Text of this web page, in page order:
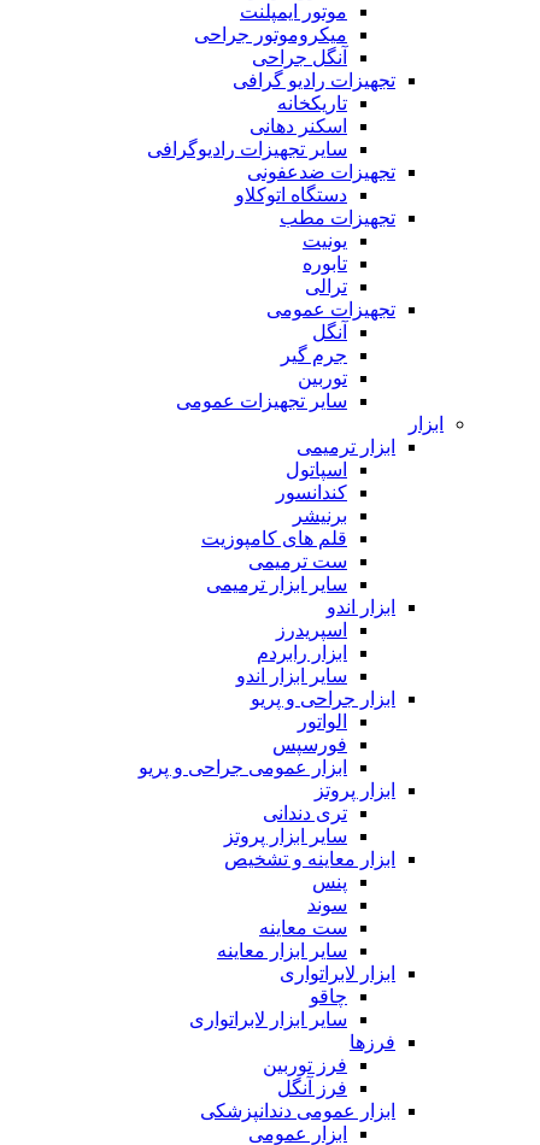
موتور ایمپلنت
میکروموتور جراحی
آنگل جراحی
تجهیزات رادیو گرافی
تاریکخانه
اسکنر دهانی
سایر تجهیزات رادیوگرافی
تجهیزات ضدعفونی
دستگاه اتوکلاو
تجهیزات مطب
یونیت
تابوره
ترالی
تجهیزات عمومی
آنگل
جرم گیر
توربین
سایر تجهیزات عمومی
ابزار
ابزار ترمیمی
اسپاتول
کندانسور
برنیشر
قلم های کامپوزیت
ست ترمیمی
سایر ابزار ترمیمی
ابزار اندو
اسپریدرز
ابزار رابردم
سایر ابزار اندو
ابزار جراحی و پریو
الواتور
فورسپس
ابزار عمومی جراحی و پریو
ابزار پروتز
تری دندانی
سایر ابزار پروتز
ابزار معاینه و تشخیص
پنس
سوند
ست معاینه
سایر ابزار معاینه
ابزار لابراتواری
چاقو
سایر ابزار لابراتواری
فرزها
فرز توربین
فرز آنگل
ابزار عمومی دندانپزشکی
ابزار عمومی